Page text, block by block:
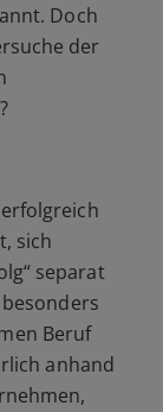
Doch
der
sich
separat
Beruf
anhand